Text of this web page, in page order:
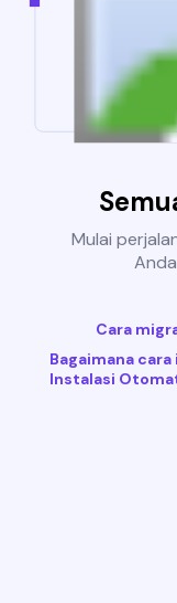
Mulai
Cara
Bagaimana
Instalasi